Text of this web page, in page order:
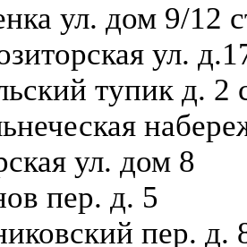
ул. дом 9/12
ул.
тупик д. 2
ул. дом 8
пер. д. 5
пер. д.